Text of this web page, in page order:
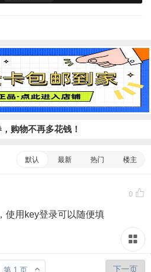
购物不再多花钱！
默认 最新 热门 楼主
0
使用key登录可以随便填
下一页